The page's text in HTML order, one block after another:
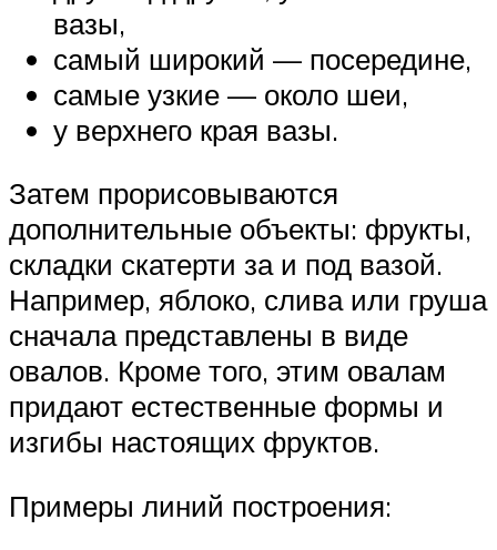
вазы,
самый широкий — посередине,
самые узкие — около шеи,
у верхнего края вазы.
Затем прорисовываются
дополнительные объекты: фрукты,
складки скатерти за и под вазой.
Например, яблоко, слива или груша
сначала представлены в виде
овалов. Кроме того, этим овалам
придают естественные формы и
изгибы настоящих фруктов.
Примеры линий построения: